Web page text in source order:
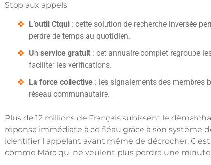
Stop aux appels
L’outil Ctqui : cette solution de recherche inversée
perdre de temps au quotidien.
Un service gratuit : cet annuaire complet regroupe
faciliter les vérifications.
La force collective : les signalements des membres
réseau communautaire.
Plus de 12 millions de Français subissent le
réponse immédiate à ce fléau grâce à son système
identifier l appelant avant même de décrocher. C
comme Marc qui ne veulent plus perdre une minute